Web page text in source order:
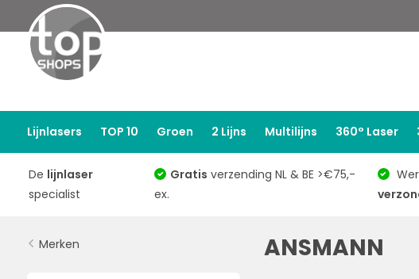
Lijnlasers TOP 10 Groen 2 Lijns Multilijns 360° Laser
De lijnlaser
specialist
Gratis verzending NL & BE >€75,-
ex.
Merken ANSMANN